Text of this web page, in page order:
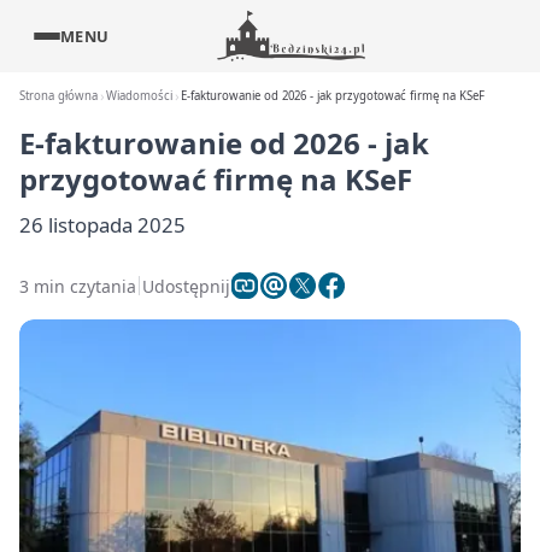
MENU
Strona główna Wiadomości E-fakturowanie od 2026 - jak przygotować firmę na KSeF
E-fakturowanie od 2026 - jak
przygotować firmę na KSeF
26 listopada 2025
3 min czytania Udostępnij